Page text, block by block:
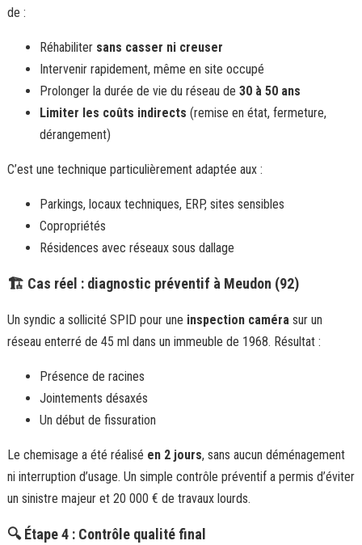
de :
Réhabiliter sans casser ni creuser
Intervenir rapidement, même en site occupé
Prolonger la durée de vie du réseau de 30 à 50 ans
Limiter les coûts indirects (remise en état, fermeture,
dérangement)
C’est une technique particulièrement adaptée aux :
Parkings, locaux techniques, ERP, sites sensibles
Copropriétés
Résidences avec réseaux sous dallage
🏗️ Cas réel : diagnostic préventif à Meudon (92)
Un syndic a sollicité SPID pour une inspection camérasur un
réseau enterré de 45 ml dans un immeuble de 1968. Résultat :
Présence de racines
Jointements désaxés
Un début de fissuration
Le chemisage a été réalisé en 2 jours, sans aucun déménagement
ni interruption d’usage. Un simple contrôle préventif a permis d’éviter
un sinistre majeur et 20 000 € de travaux lourds.
🔍 Étape 4 : Contrôle qualité final